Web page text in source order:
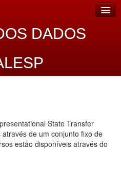
DADOS
State Transfer
de um conjunto fixo de
estão disponíveis através do